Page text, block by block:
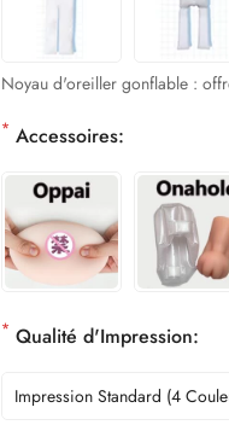
Noyau d'oreiller gonflable :
* Accessoires:
* Qualité d'Impression:
Impression Standard (4